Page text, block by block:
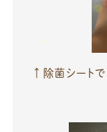
↑除菌シート